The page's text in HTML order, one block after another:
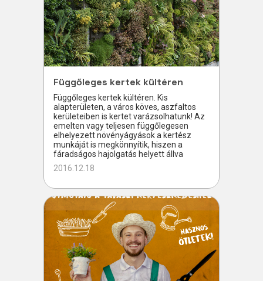
Függőleges kertek kültéren
Függőleges kertek kültéren. Kis
alapterületen, a város köves, aszfaltos
kerületeiben is kertet varázsolhatunk! Az
emelten vagy teljesen függőlegesen
elhelyezett növényágyások a kertész
munkáját is megkönnyítik, hiszen a
fáradságos hajolgatás helyett állva
2016.12.18